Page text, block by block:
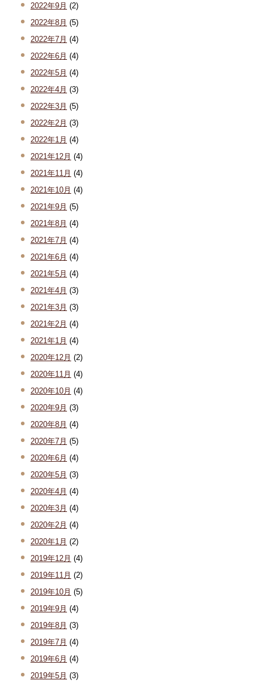
2022年9月 (2)
2022年8月 (5)
2022年7月 (4)
2022年6月 (4)
2022年5月 (4)
2022年4月 (3)
2022年3月 (5)
2022年2月 (3)
2022年1月 (4)
2021年12月 (4)
2021年11月 (4)
2021年10月 (4)
2021年9月 (5)
2021年8月 (4)
2021年7月 (4)
2021年6月 (4)
2021年5月 (4)
2021年4月 (3)
2021年3月 (3)
2021年2月 (4)
2021年1月 (4)
2020年12月 (2)
2020年11月 (4)
2020年10月 (4)
2020年9月 (3)
2020年8月 (4)
2020年7月 (5)
2020年6月 (4)
2020年5月 (3)
2020年4月 (4)
2020年3月 (4)
2020年2月 (4)
2020年1月 (2)
2019年12月 (4)
2019年11月 (2)
2019年10月 (5)
2019年9月 (4)
2019年8月 (3)
2019年7月 (4)
2019年6月 (4)
2019年5月 (3)